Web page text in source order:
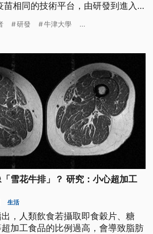
苗相同的技術平台，由研發到進入
突破3200例，超過1400人死亡，受
研發 牛津大學 ...
雪花牛排」？ 研究：小心超加工
生活
，人類飲食若攝取即食穀片、糖
加工食品的比例過高，會導致脂肪